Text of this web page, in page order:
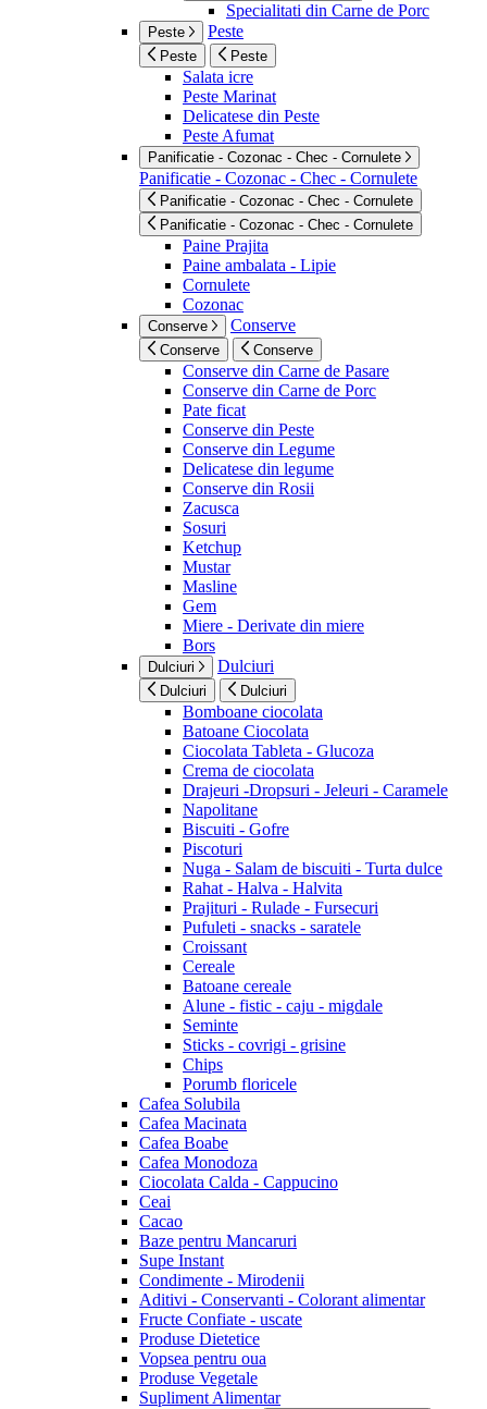
Specialitati din Carne de Porc
Peste Peste
Peste Peste
Salata icre
Peste Marinat
Delicatese din Peste
Peste Afumat
Panificatie - Cozonac - Chec - Cornulete
Panificatie - Cozonac - Chec - Cornulete
Panificatie - Cozonac - Chec - Cornulete
Panificatie - Cozonac - Chec - Cornulete
Paine Prajita
Paine ambalata - Lipie
Cornulete
Cozonac
Conserve Conserve
Conserve Conserve
Conserve din Carne de Pasare
Conserve din Carne de Porc
Pate ficat
Conserve din Peste
Conserve din Legume
Delicatese din legume
Conserve din Rosii
Zacusca
Sosuri
Ketchup
Mustar
Masline
Gem
Miere - Derivate din miere
Bors
Dulciuri Dulciuri
Dulciuri Dulciuri
Bomboane ciocolata
Batoane Ciocolata
Ciocolata Tableta - Glucoza
Crema de ciocolata
Drajeuri -Dropsuri - Jeleuri - Caramele
Napolitane
Biscuiti - Gofre
Piscoturi
Nuga - Salam de biscuiti - Turta dulce
Rahat - Halva - Halvita
Prajituri - Rulade - Fursecuri
Pufuleti - snacks - saratele
Croissant
Cereale
Batoane cereale
Alune - fistic - caju - migdale
Seminte
Sticks - covrigi - grisine
Chips
Porumb floricele
Cafea Solubila
Cafea Macinata
Cafea Boabe
Cafea Monodoza
Ciocolata Calda - Cappucino
Ceai
Cacao
Baze pentru Mancaruri
Supe Instant
Condimente - Mirodenii
Aditivi - Conservanti - Colorant alimentar
Fructe Confiate - uscate
Produse Dietetice
Vopsea pentru oua
Produse Vegetale
Supliment Alimentar